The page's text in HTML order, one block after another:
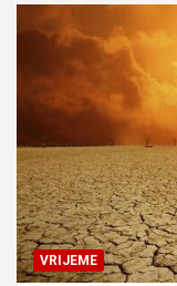
VRIJEME